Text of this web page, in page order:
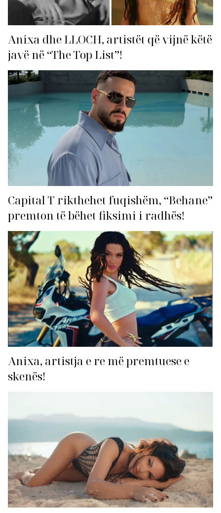
Anixa dhe LLOCH, artistët që vijnë këtë
javë në “The Top List”!
Capital T rikthehet fuqishëm, “Behane”
premton të bëhet fiksimi i radhës!
Anixa, artistja e re më premtuese e
skenës!